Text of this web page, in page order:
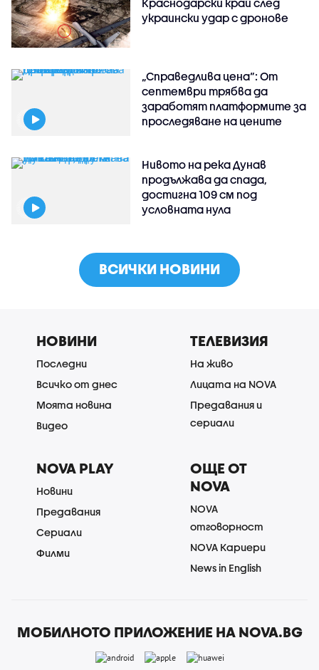
Краснодарски край след
украински удар с дронове
„Справедлива цена“: От
септември трябва да
заработят платформите за
проследяване на цените
Нивото на река Дунав
продължава да спада,
достигна 109 см под
условната нула
ВСИЧКИ НОВИНИ
НОВИНИ
Последни
Всичко от днес
Моята новина
Видео
ТЕЛЕВИЗИЯ
На живо
Лицата на NOVA
Предавания и
сериали
NOVA PLAY
Новини
Предавания
Сериали
Филми
ОЩЕ ОТ
NOVA
NOVA
отговорност
NOVA Кариери
News in English
МОБИЛНОТО ПРИЛОЖЕНИЕ НА NOVA.BG